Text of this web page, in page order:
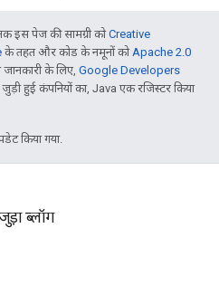
इस पेज की सामग्री कोCreative
के तहत और कोड के नमूनों कोApache 2.0
के लिए, Google Developers
हुई कंपनियों का, Java एक रजिस्टर किया
किया गया.
ब्लॉग